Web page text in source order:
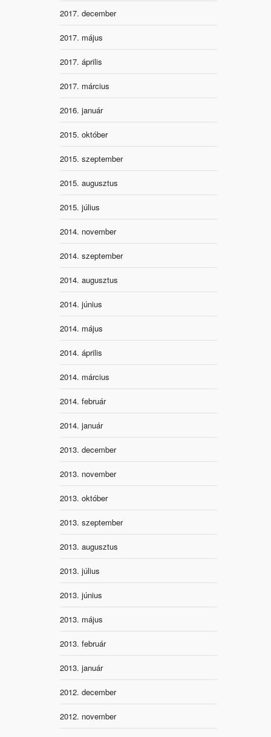
2017. december
2017. május
2017. április
2017. március
2016. január
2015. október
2015. szeptember
2015. augusztus
2015. július
2014. november
2014. szeptember
2014. augusztus
2014. június
2014. május
2014. április
2014. március
2014. február
2014. január
2013. december
2013. november
2013. október
2013. szeptember
2013. augusztus
2013. július
2013. június
2013. május
2013. február
2013. január
2012. december
2012. november